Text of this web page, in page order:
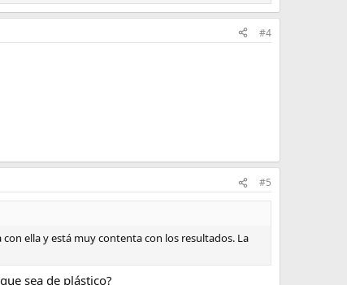
#4
#5
ella y está muy contenta con los resultados. La
sea de plástico?